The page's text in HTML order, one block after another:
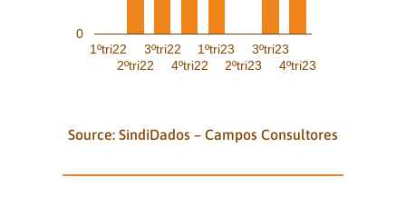
1ºtri22
2ºtri22
3ºtri22
4ºtri22
1ºtri23
2ºtri23
3ºtri23
4ºtri23
0
Source: SindiDados – Campos Consultores